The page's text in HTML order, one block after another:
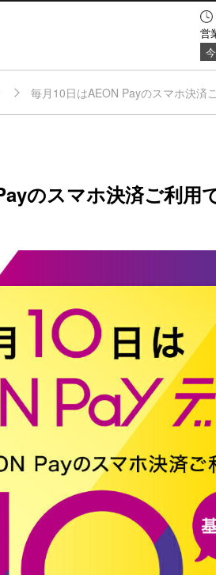
営
パーキング
イベント
毎月10日はAEON Payのスマホ決済
のスマホ決済ご利用